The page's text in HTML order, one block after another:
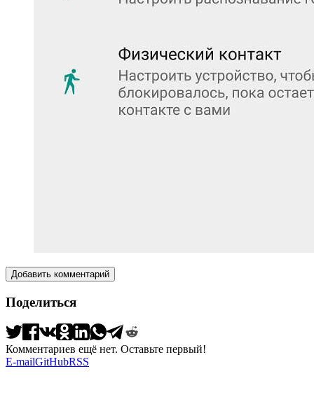
Добавить комментарий
Поделиться
Комментариев ещё нет. Оставьте первый!
E-mailGitHubRSS